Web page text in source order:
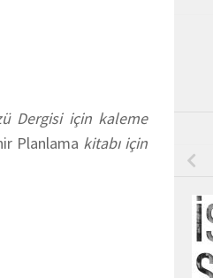
Dergisi için kaleme
Planlama kitabı için